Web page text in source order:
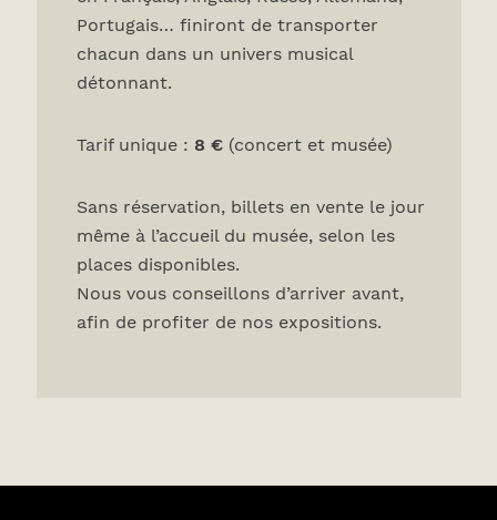
Portugais… finiront de transporter
chacun dans un univers musical
détonnant.
Tarif unique : 8 €(concert et musée)
Sans réservation, billets en vente le jour
même à l’accueil du musée, selon les
places disponibles.
Nous vous conseillons d’arriver avant,
afin de profiter de nos expositions.